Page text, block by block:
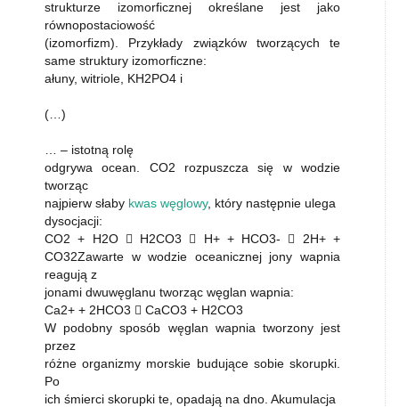
strukturze izomorficznej określane jest jako
równopostaciowość
(izomorfizm). Przykłady związków tworzących te
same struktury izomorficzne:
ałuny, witriole, KH2PO4 i
(…)
… – istotną rolę
odgrywa ocean. CO2 rozpuszcza się w wodzie
tworząc
najpierw słaby kwas węglowy, który następnie ulega
dysocjacji:
CO2 + H2O  H2CO3  H+ + HCO3-  2H+ +
CO32Zawarte w wodzie oceanicznej jony wapnia
reagują z
jonami dwuwęglanu tworząc węglan wapnia:
Ca2+ + 2HCO3  CaCO3 + H2CO3
W podobny sposób węglan wapnia tworzony jest
przez
różne organizmy morskie budujące sobie skorupki.
Po
ich śmierci skorupki te, opadają na dno. Akumulacja